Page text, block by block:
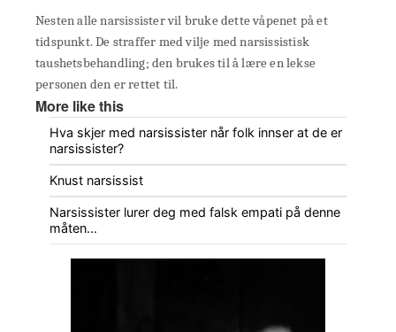
Nesten alle narsissister vil bruke dette våpenet på et
tidspunkt. De straffer med vilje med narsissistisk
taushetsbehandling; den brukes til å lære en lekse
personen den er rettet til.
More like this
Hva skjer med narsissister når folk innser at de er
narsissister?
Knust narsissist
Narsissister lurer deg med falsk empati på denne
måten…